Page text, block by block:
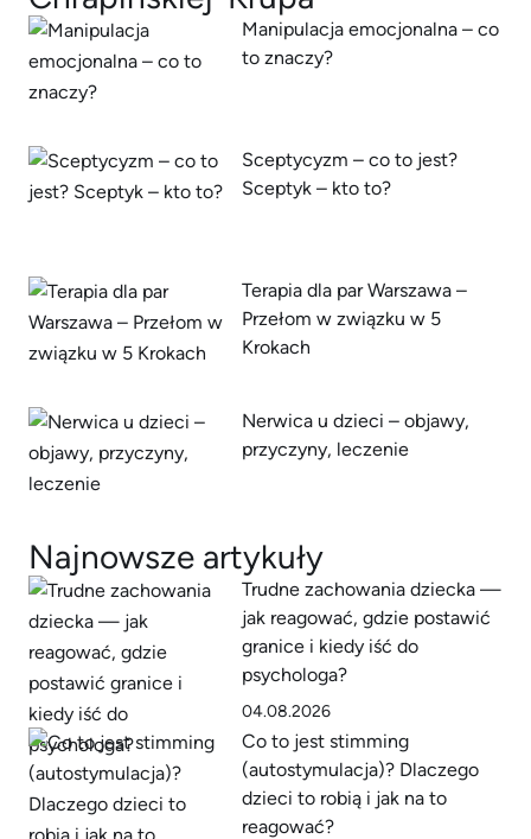
Manipulacja emocjonalna – co
to znaczy?
Sceptycyzm – co to jest?
Sceptyk – kto to?
Terapia dla par Warszawa –
Przełom w związku w 5
Krokach
Nerwica u dzieci – objawy,
przyczyny, leczenie
Najnowsze artykuły
Trudne zachowania dziecka —
jak reagować, gdzie postawić
granice i kiedy iść do
psychologa?
04.08.2026
Co to jest stimming
(autostymulacja)? Dlaczego
dzieci to robią i jak na to
reagować?